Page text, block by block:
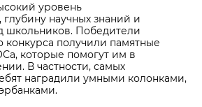
уровень
глубину научных знаний и
школьников. Победители
конкурса получили памятные
которые помогут им в
В частности, самых
наградили умными колонками,